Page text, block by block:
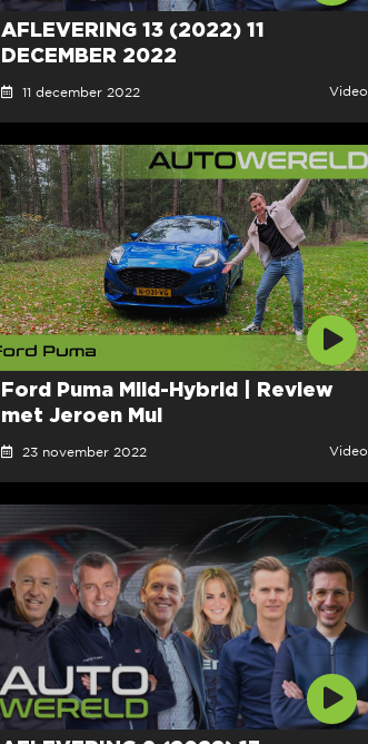
AFLEVERING 13 (2022) 11
DECEMBER 2022
11 december 2022 Video
Ford Puma Mild-Hybrid | Review
met Jeroen Mul
23 november 2022 Video